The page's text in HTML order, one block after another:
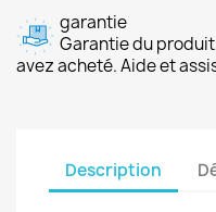
garantie
Garantie du
avez acheté. Aide et
Description